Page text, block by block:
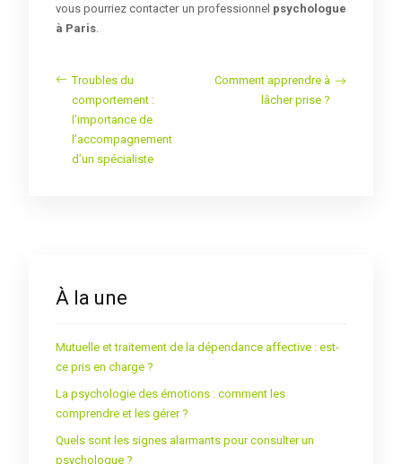
vous pourriez contacter un professionnel psychologue
à Paris
Troubles du
comportement :
l’importance de
l’accompagnement
d’un spécialiste
Comment apprendre à
lâcher prise ?
À la une
Mutuelle et traitement de la dépendance affective : est-
ce pris en charge ?
La psychologie des émotions : comment les
comprendre et les gérer ?
Quels sont les signes alarmants pour consulter un
psychologue ?